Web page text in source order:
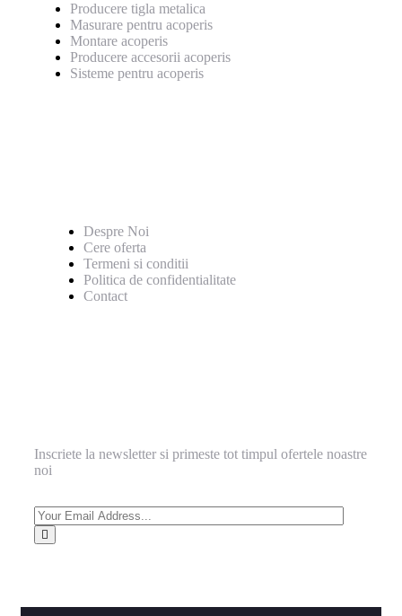
Producere tigla metalica
Masurare pentru acoperis
Montare acoperis
Producere accesorii acoperis
Sisteme pentru acoperis
Despre Noi
Cere oferta
Termeni si conditii
Politica de confidentialitate
Contact
Inscriete la newsletter si primeste tot timpul ofertele noastre
noi